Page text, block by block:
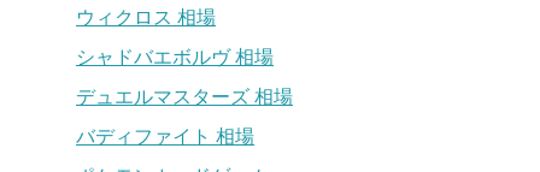
ウィクロス 相場
シャドバエボルヴ 相場
デュエルマスターズ 相場
バディファイト 相場